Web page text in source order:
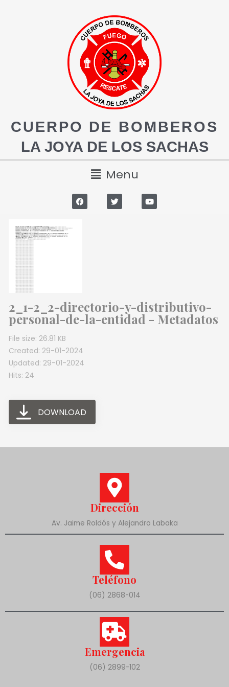
CUERPO DE BOMBEROS
LA JOYA DE LOS SACHAS
Menu
2_1-2_2-directorio-y-distributivo-
personal-de-la-entidad - Metadatos
File size: 26.81 KB
Created: 29-01-2024
Updated: 29-01-2024
Hits: 24
DOWNLOAD
Dirección
Av. Jaime Roldós y Alejandro Labaka
Teléfono
(06) 2868-014
Emergencia
(06) 2899-102